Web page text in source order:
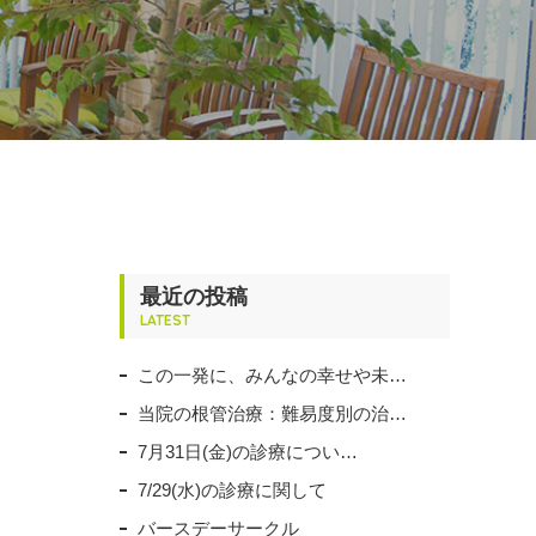
最近の投稿
LATEST
この一発に、みんなの幸せや未…
当院の根管治療：難易度別の治…
7月31日(金)の診療につい…
7/29(水)の診療に関して
バースデーサークル